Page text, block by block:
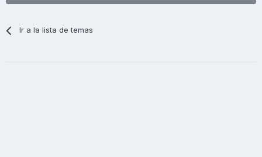
Ir a la lista de temas